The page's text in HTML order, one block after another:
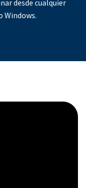
desde cualquier
Windows.